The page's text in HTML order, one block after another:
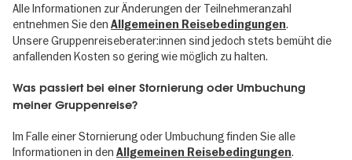
Alle Informationen zur Änderungen der Teilnehmeranzahl
entnehmen Sie den Allgemeinen Reisebedingungen.
Unsere Gruppenreiseberater:innen sind jedoch stets bemüht die
anfallenden Kosten so gering wie möglich zu halten.
Was passiert bei einer Stornierung oder Umbuchung
meiner Gruppenreise?
Im Falle einer Stornierung oder Umbuchung finden Sie alle
Informationen in den Allgemeinen Reisebedingungen.